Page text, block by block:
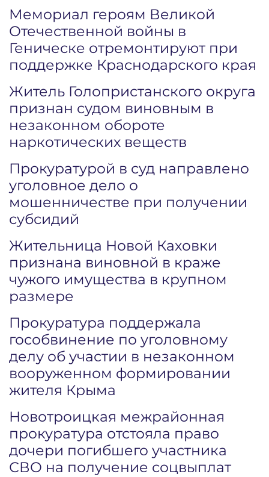
Мемориал героям Великой
Отечественной войны в
Геническе отремонтируют при
поддержке Краснодарского края
Житель Голопристанского округа
признан судом виновным в
незаконном обороте
наркотических веществ
Прокуратурой в суд направлено
уголовное дело о
мошенничестве при получении
субсидий
Жительница Новой Каховки
признана виновной в краже
чужого имущества в крупном
размере
Прокуратура поддержала
гособвинение по уголовному
делу об участии в незаконном
вооруженном формировании
жителя Крыма
Новотроицкая межрайонная
прокуратура отстояла право
дочери погибшего участника
СВО на получение соцвыплат